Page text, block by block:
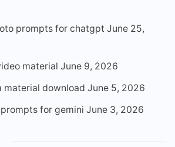
prompts for chatgpt June 25,
material June 9, 2026
material download June 5, 2026
for gemini June 3, 2026